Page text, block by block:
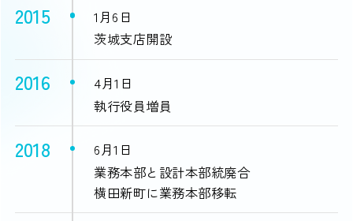
2015
1月6日
茨城支店開設
2016
4月1日
執行役員増員
2018
6月1日
業務本部と設計本部統廃合
横田新町に業務本部移転